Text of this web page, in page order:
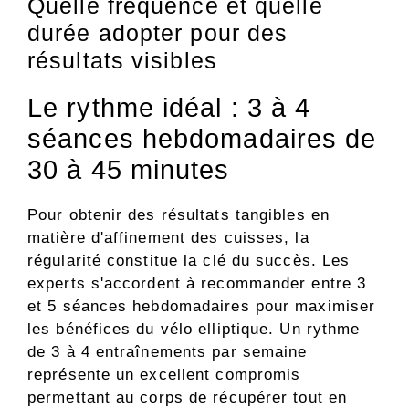
Quelle fréquence et quelle
durée adopter pour des
résultats visibles
Le rythme idéal : 3 à 4
séances hebdomadaires de
30 à 45 minutes
Pour obtenir des résultats tangibles en
matière d'affinement des cuisses, la
régularité constitue la clé du succès. Les
experts s'accordent à recommander entre 3
et 5 séances hebdomadaires pour maximiser
les bénéfices du vélo elliptique. Un rythme
de 3 à 4 entraînements par semaine
représente un excellent compromis
permettant au corps de récupérer tout en